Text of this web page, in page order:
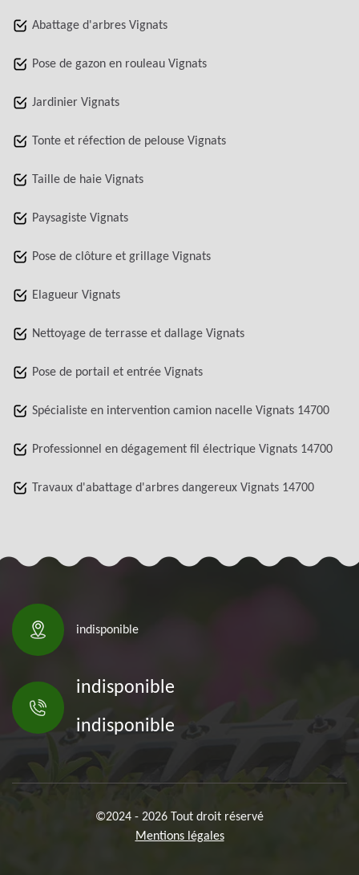
Abattage d'arbres Vignats
Pose de gazon en rouleau Vignats
Jardinier Vignats
Tonte et réfection de pelouse Vignats
Taille de haie Vignats
Paysagiste Vignats
Pose de clôture et grillage Vignats
Elagueur Vignats
Nettoyage de terrasse et dallage Vignats
Pose de portail et entrée Vignats
Spécialiste en intervention camion nacelle Vignats 14700
Professionnel en dégagement fil électrique Vignats 14700
Travaux d'abattage d'arbres dangereux Vignats 14700
indisponible
indisponible
indisponible
©2024 - 2026 Tout droit réservé
Mentions légales